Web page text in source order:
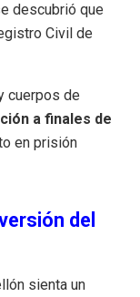
descubrió que
Civil de
cuerpos de
a finales de
en prisión
del
sienta un